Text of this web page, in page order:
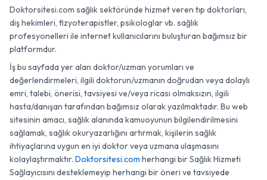
Doktorsitesi.com sağlık sektöründe hizmet veren tıp doktorları,
diş hekimleri, fizyoterapistler, psikologlar vb. sağlık
profesyonelleri ile internet kullanıcılarını buluşturan bağımsız bir
platformdur.
İş bu sayfada yer alan doktor/uzman yorumları ve
değerlendirmeleri, ilgili doktorun/uzmanın doğrudan veya dolaylı
emri, talebi, önerisi, tavsiyesi ve/veya ricası olmaksızın, ilgili
hasta/danışan tarafından bağımsız olarak yazılmaktadır. Bu web
sitesinin amacı, sağlık alanında kamuoyunun bilgilendirilmesini
sağlamak, sağlık okuryazarlığını artırmak, kişilerin sağlık
ihtiyaçlarına uygun en iyi doktor veya uzmana ulaşmasını
kolaylaştırmaktır. Doktorsitesi.com herhangi bir Sağlık Hizmeti
Sağlayıcısını desteklemeyip herhangi bir öneri ve tavsiyede